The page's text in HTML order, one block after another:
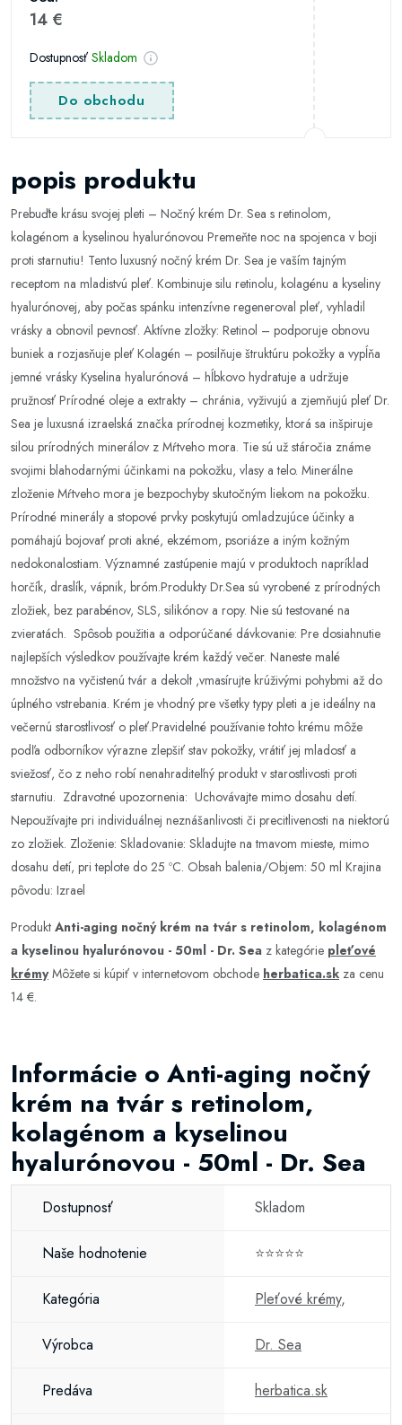
14 €
Dostupnosť Skladom
Do obchodu
popis produktu
Prebuďte krásu svojej pleti – Nočný krém Dr. Sea s retinolom,
kolagénom a kyselinou hyalurónovou Premeňte noc na spojenca v boji
proti starnutiu! Tento luxusný nočný krém Dr. Sea je vaším tajným
receptom na mladistvú pleť. Kombinuje silu retinolu, kolagénu a kyseliny
hyalurónovej, aby počas spánku intenzívne regeneroval pleť, vyhladil
vrásky a obnovil pevnosť. Aktívne zložky: Retinol – podporuje obnovu
buniek a rozjasňuje pleť Kolagén – posilňuje štruktúru pokožky a vypĺňa
jemné vrásky Kyselina hyalurónová – hĺbkovo hydratuje a udržuje
pružnosť Prírodné oleje a extrakty – chránia, vyživujú a zjemňujú pleť Dr.
Sea je luxusná izraelská značka prírodnej kozmetiky, ktorá sa inšpiruje
silou prírodných minerálov z Mŕtveho mora. Tie sú už stáročia známe
svojimi blahodarnými účinkami na pokožku, vlasy a telo. Minerálne
zloženie Mŕtveho mora je bezpochyby skutočným liekom na pokožku.
Prírodné minerály a stopové prvky poskytujú omladzujúce účinky a
pomáhajú bojovať proti akné, ekzémom, psoriáze a iným kožným
nedokonalostiam. Významné zastúpenie majú v produktoch napríklad
horčík, draslík, vápnik, bróm.Produkty Dr.Sea sú vyrobené z prírodných
zložiek, bez parabénov, SLS, silikónov a ropy. Nie sú testované na
zvieratách. Spôsob použitia a odporúčané dávkovanie: Pre dosiahnutie
najlepších výsledkov používajte krém každý večer. Naneste malé
množstvo na vyčistenú tvár a dekolt ,vmasírujte krúživými pohybmi až do
úplného vstrebania. Krém je vhodný pre všetky typy pleti a je ideálny na
večernú starostlivosť o pleť.Pravidelné používanie tohto krému môže
podľa odborníkov výrazne zlepšiť stav pokožky, vrátiť jej mladosť a
sviežosť, čo z neho robí nenahraditeľný produkt v starostlivosti proti
starnutiu. Zdravotné upozornenia: Uchovávajte mimo dosahu detí.
Nepoužívajte pri individuálnej neznášanlivosti či precitlivenosti na niektorú
zo zložiek. Zloženie: Skladovanie: Skladujte na tmavom mieste, mimo
dosahu detí, pri teplote do 25 ºC. Obsah balenia/Objem: 50 ml Krajina
pôvodu: Izrael
Produkt Anti-aging nočný krém na tvár s retinolom, kolagénom
a kyselinou hyalurónovou - 50ml - Dr. Sea z kategórie pleťové
krémyMôžete si kúpiť v internetovom obchode herbatica.sk za cenu
14 €.
Informácie o Anti-aging nočný
krém na tvár s retinolom,
kolagénom a kyselinou
hyalurónovou - 50ml - Dr. Sea
Dostupnosť Skladom
Naše hodnotenie ⭐⭐⭐⭐⭐
Kategória Pleťové krémy,
Výrobca Dr. Sea
Predáva herbatica.sk